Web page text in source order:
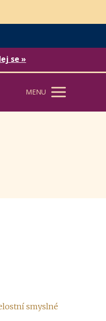
se »
MENU
smyslné